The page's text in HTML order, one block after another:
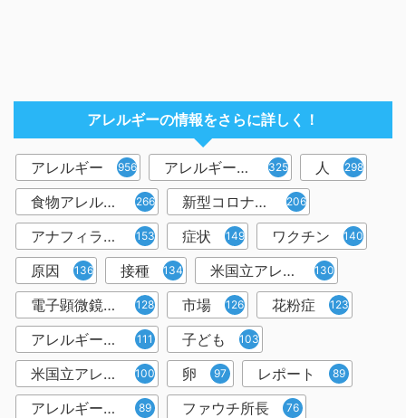
アレルギーの情報をさらに詳しく！
アレルギー 956 アレルギー反応 325 人 298
食物アレルギー 266 新型コロナウイルス 206
アナフィラキシー 153 症状 149 ワクチン 140
原因 136 接種 134 米国立アレルギー感染症研究所提供 130
電子顕微鏡写真 128 市場 126 花粉症 123
アレルギー症状 111 子ども 103
米国立アレルギー感染症研究所 100 卵 97 レポート 89
アレルギー性鼻炎 89 ファウチ所長 76